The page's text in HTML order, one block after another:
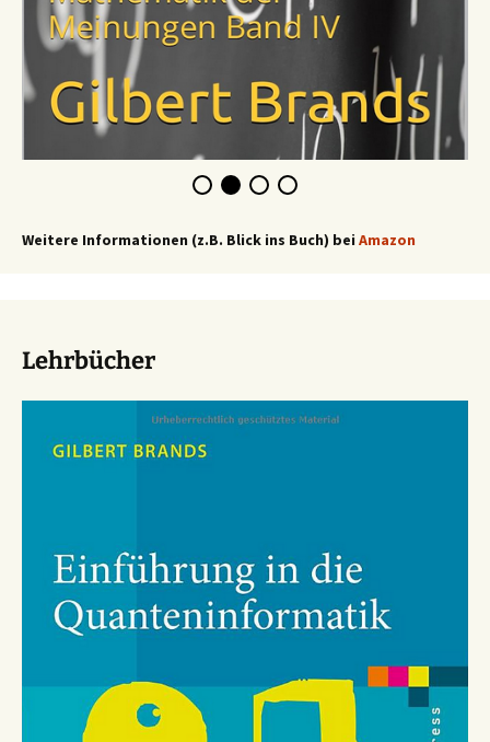
Weitere Informationen (z.B. Blick ins Buch) bei Amazon
Lehrbücher